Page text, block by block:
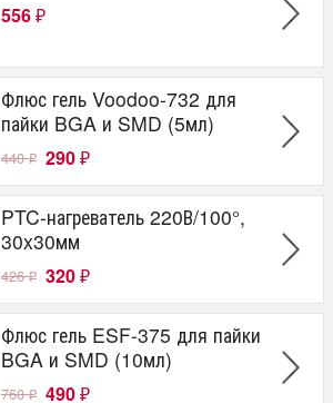
556 ₽
Флюс гель Voodoo-732 для
пайки BGA и SMD (5мл)
440₽ 290 ₽
PTC-нагреватель 220В/100°,
30x30мм
426₽ 320 ₽
Флюс гель ESF-375 для пайки
BGA и SMD (10мл)
760₽ 490 ₽